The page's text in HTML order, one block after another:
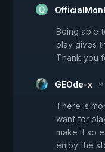
Being able
play gives
Thank you
GEOde-x 9
There is
want for
make it so
enjoy the